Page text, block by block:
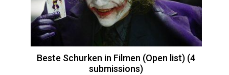
Beste Schurken in Filmen (Open list) (4
submissions)